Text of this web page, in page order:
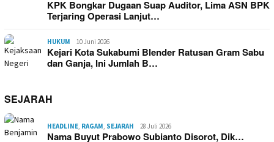
KPK Bongkar Dugaan Suap Auditor, Lima ASN BPK
Terjaring Operasi Lanjut…
HUKUM 10 Juni 2026
Kejari Kota Sukabumi Blender Ratusan Gram Sabu
dan Ganja, Ini Jumlah B…
SEJARAH
HEADLINE RAGAM SEJARAH 28 Juli 2026
Nama Buyut Prabowo Subianto Disorot, Dik…